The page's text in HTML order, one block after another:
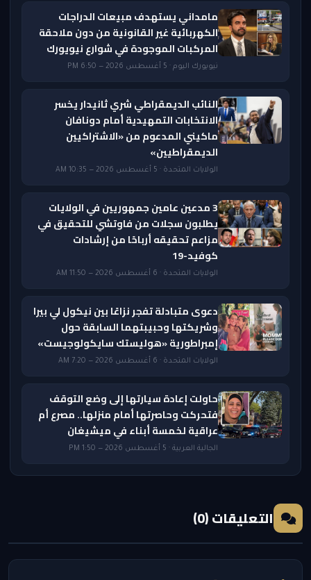
مامداني يستهدف مبيعات الدراجات
الكهربائية غير القانونية من دون ملاحقة
المركبات الموجودة في شوارع نيويورك
نيويورك اليوم · 5 أغسطس 2026 — 6:50 PM
النائب الديمقراطي شري ثانيدار يخسر
الانتخابات التمهيدية أمام دونافان
ماكيني المدعوم من «الاشتراكيين
الديمقراطيين»
الولايات المتحدة · 5 أغسطس 2026 — 10:35 AM
3 مدعين عامين جمهوريين في الولايات
يطلبون سجلات من فاوتشي للتحقيق في
مزاعم تحقيقه أرباحًا من إرشادات
كوفيد-19
الولايات المتحدة · 6 أغسطس 2026 — 11:50 AM
دعوى متبادلة تفجر نزاعًا بين نيكول لي بيرا
وشريكتها وحبيبتهما السابقة حول
إمبراطورية «هوليستك سايكولوجيست»
الولايات المتحدة · 6 أغسطس 2026 — 7:20 AM
حاولت إعادة سيارتها إلى وضع التوقف
فتحركت وحاصرتها أمام منزلها.. مصرع أم
عراقية لخمسة أبناء في ميشيغان
الجالية العربية · 5 أغسطس 2026 — 1:50 PM
التعليقات (0)